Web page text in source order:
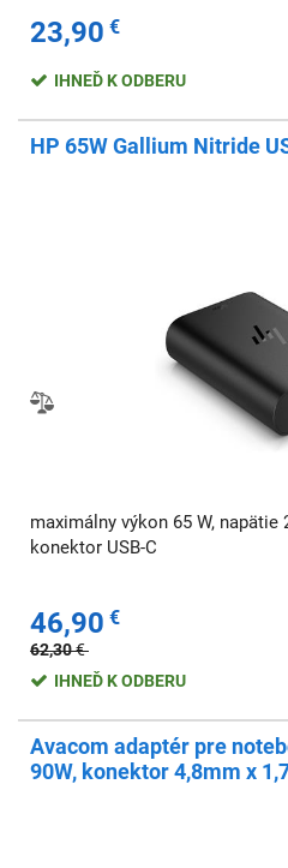
23,90 €
IHNEĎ K ODBERU
HP 65W Gallium Nitride
maximálny výkon 65 W, napätie
konektor USB-C
46,90 €
62,30€
IHNEĎ K ODBERU
Avacom adaptér pre
90W, konektor 4,8mm x